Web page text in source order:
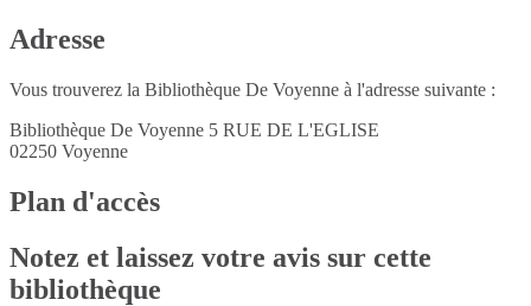
Adresse
Vous trouverez la Bibliothèque De Voyenne à l'adresse suivante :
Bibliothèque De Voyenne 5 RUE DE L'EGLISE
02250 Voyenne
Plan d'accès
Notez et laissez votre avis sur cette
bibliothèque